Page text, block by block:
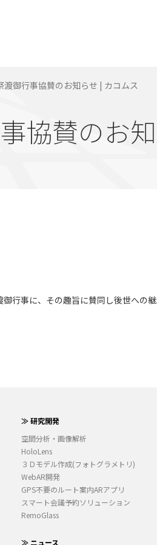
渡御行事協賛のお知らせ | カコムス
協賛のお
行事に、その趣旨に賛同し後世への
≫ 研究開発
空間分析・画像解析
HoloLens
３Ｄモデル作成(フォトグラメトリ)
WebAR開発
GPS不要のルート案内ARアプリ
スマート会議予約ソリューション
RemoGlass
≫ ニュース